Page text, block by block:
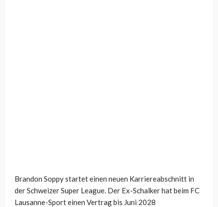
Brandon Soppy startet einen neuen Karriereabschnitt in
der Schweizer Super League. Der Ex-Schalker hat beim FC
Lausanne-Sport einen Vertrag bis Juni 2028